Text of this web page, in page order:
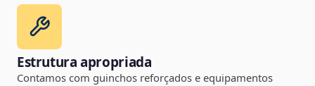
Estrutura apropriada
Contamos com guinchos reforçados e equipamentos